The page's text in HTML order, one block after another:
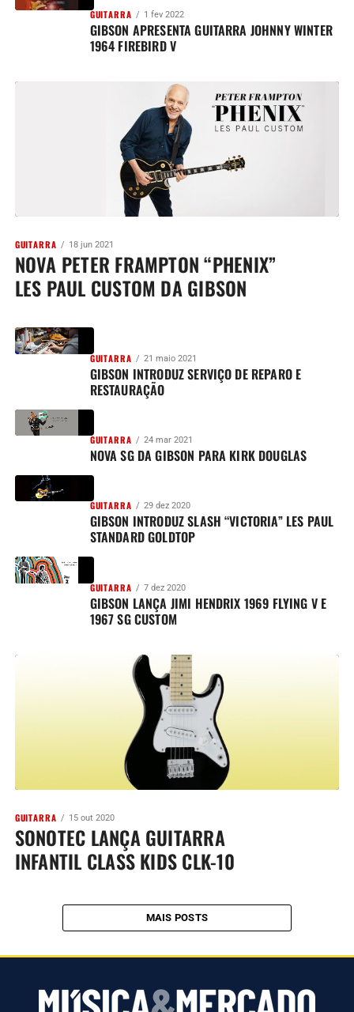
GUITARRA 1 fev 2022
GIBSON APRESENTA GUITARRA JOHNNY WINTER
1964 FIREBIRD V
GUITARRA 18 jun 2021
NOVA PETER FRAMPTON “PHENIX”
LES PAUL CUSTOM DA GIBSON
GUITARRA 21 maio 2021
GIBSON INTRODUZ SERVIÇO DE REPARO E
RESTAURAÇÃO
GUITARRA 24 mar 2021
NOVA SG DA GIBSON PARA KIRK DOUGLAS
GUITARRA 29 dez 2020
GIBSON INTRODUZ SLASH “VICTORIA” LES PAUL
STANDARD GOLDTOP
GUITARRA 7 dez 2020
GIBSON LANÇA JIMI HENDRIX 1969 FLYING V E
1967 SG CUSTOM
GUITARRA 15 out 2020
SONOTEC LANÇA GUITARRA
INFANTIL CLASS KIDS CLK-10
MAIS POSTS